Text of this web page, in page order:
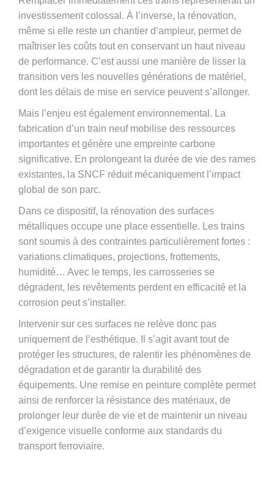
investissement colossal. À l’inverse, la rénovation,
même si elle reste un chantier d’ampleur, permet de
maîtriser les coûts tout en conservant un haut niveau
de performance. C’est aussi une manière de lisser la
transition vers les nouvelles générations de matériel,
dont les délais de mise en service peuvent s’allonger.
Mais l’enjeu est également environnemental. La
fabrication d’un train neuf mobilise des ressources
importantes et génère une empreinte carbone
significative. En prolongeant la durée de vie des rames
existantes, la SNCF réduit mécaniquement l’impact
global de son parc.
Dans ce dispositif, la rénovation des surfaces
métalliques occupe une place essentielle. Les trains
sont soumis à des contraintes particulièrement fortes :
variations climatiques, projections, frottements,
humidité… Avec le temps, les carrosseries se
dégradent, les revêtements perdent en efficacité et la
corrosion peut s’installer.
Intervenir sur ces surfaces ne relève donc pas
uniquement de l’esthétique. Il s’agit avant tout de
protéger les structures, de ralentir les phénomènes de
dégradation et de garantir la durabilité des
équipements. Une remise en peinture complète permet
ainsi de renforcer la résistance des matériaux, de
prolonger leur durée de vie et de maintenir un niveau
d’exigence visuelle conforme aux standards du
transport ferroviaire.